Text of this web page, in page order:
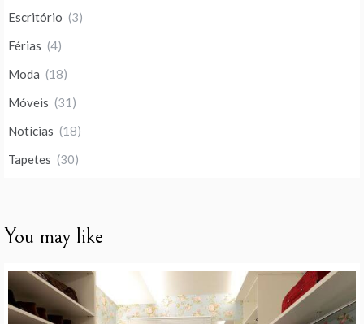
Escritório (3)
Férias (4)
Moda (18)
Móveis (31)
Notícias (18)
Tapetes (30)
You may like